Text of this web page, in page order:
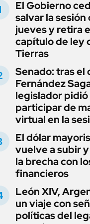
El Gobierno
salvar la sesión
jueves y retira
capítulo de ley
Tierras
Senado: tras el
Fernández
legislador pidió
participar de
virtual en la
El dólar
vuelve a subir
la brecha con
financieros
León XIV,
un viaje con
políticas del